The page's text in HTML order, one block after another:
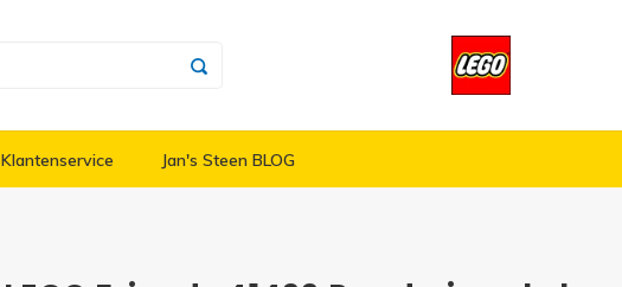
Klantenservice Jan's Steen BLOG